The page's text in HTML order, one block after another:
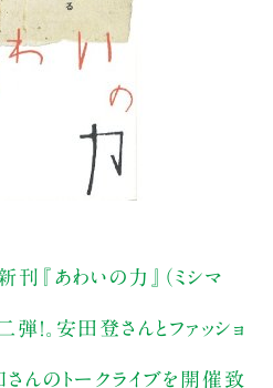
『あわいの力』（ミシマ
！。安田登さんとファッショ
んのトークライブを開催致